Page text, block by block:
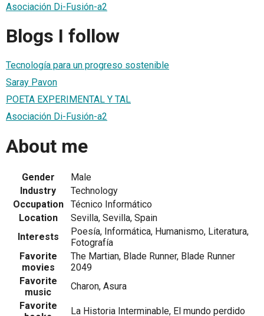
Asociación Di-Fusión-a2
Blogs I follow
Tecnología para un progreso sostenible
Saray Pavon
POETA EXPERIMENTAL Y TAL
Asociación Di-Fusión-a2
About me
Gender
Male
Industry
Technology
Occupation
Técnico Informático
Location
Sevilla, Sevilla, Spain
Interests
Poesía, Informática, Humanismo, Literatura,
Fotografía
Favorite
movies
The Martian, Blade Runner, Blade Runner
2049
Favorite
music
Charon, Asura
Favorite
La Historia Interminable, El mundo perdido